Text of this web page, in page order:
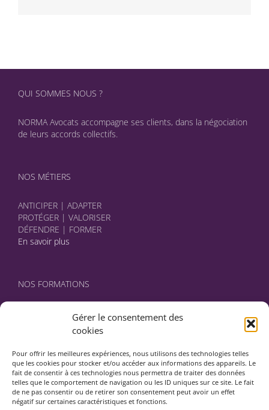
Gérer le consentement des
cookies
Pour offrir les meilleures expériences, nous utilisons des technologies telles
que les cookies pour stocker et/ou accéder aux informations des appareils. Le
fait de consentir à ces technologies nous permettra de traiter des données
telles que le comportement de navigation ou les ID uniques sur ce site. Le fait
de ne pas consentir ou de retirer son consentement peut avoir un effet
négatif sur certaines caractéristiques et fonctions.
QUI SOMMES NOUS ?
NORMA Avocats accompagne ses clients, dans la négociation
de leurs accords collectifs.
NOS MÉTIERS
ANTICIPER | ADAPTER
PROTÉGER | VALORISER
DÉFENDRE | FORMER
En savoir plus
NOS FORMATIONS
Certifié DATADOCK, NORMA Avocats élabore avec vous des
programmes sur mesure.
NOUS CONTACTER